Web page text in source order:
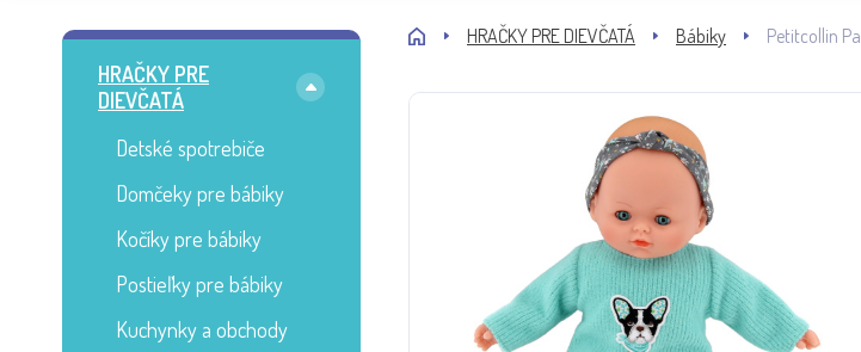
HRAČKY PRE
DIEVČATÁ
Detské spotrebiče
Domčeky pre bábiky
Kočíky pre bábiky
Postieľky pre bábiky
Kuchynky a obchody
HRAČKY PRE DIEVČATÁ Bábiky Petitcollin